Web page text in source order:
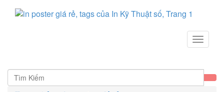
Toggle